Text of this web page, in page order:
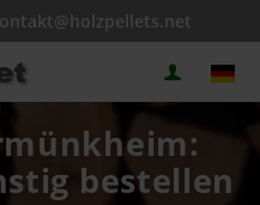
bestellen